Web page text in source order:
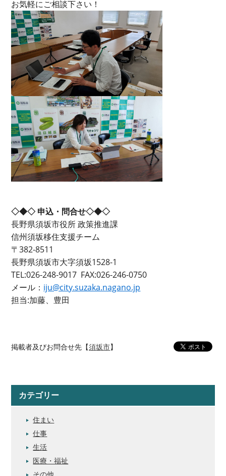
お気軽にご相談下さい！
◇◆◇ 申込・問合せ◇◆◇
長野県須坂市役所 政策推進課
信州須坂移住支援チーム
〒382-8511
長野県須坂市大字須坂1528-1
TEL:026-248-9017 FAX:026-246-0750
メール： iju@city.suzaka.nagano.jp
担当:加藤、豊田
掲載者及びお問合せ先【須坂市】
カテゴリー
住まい
仕事
生活
医療・福祉